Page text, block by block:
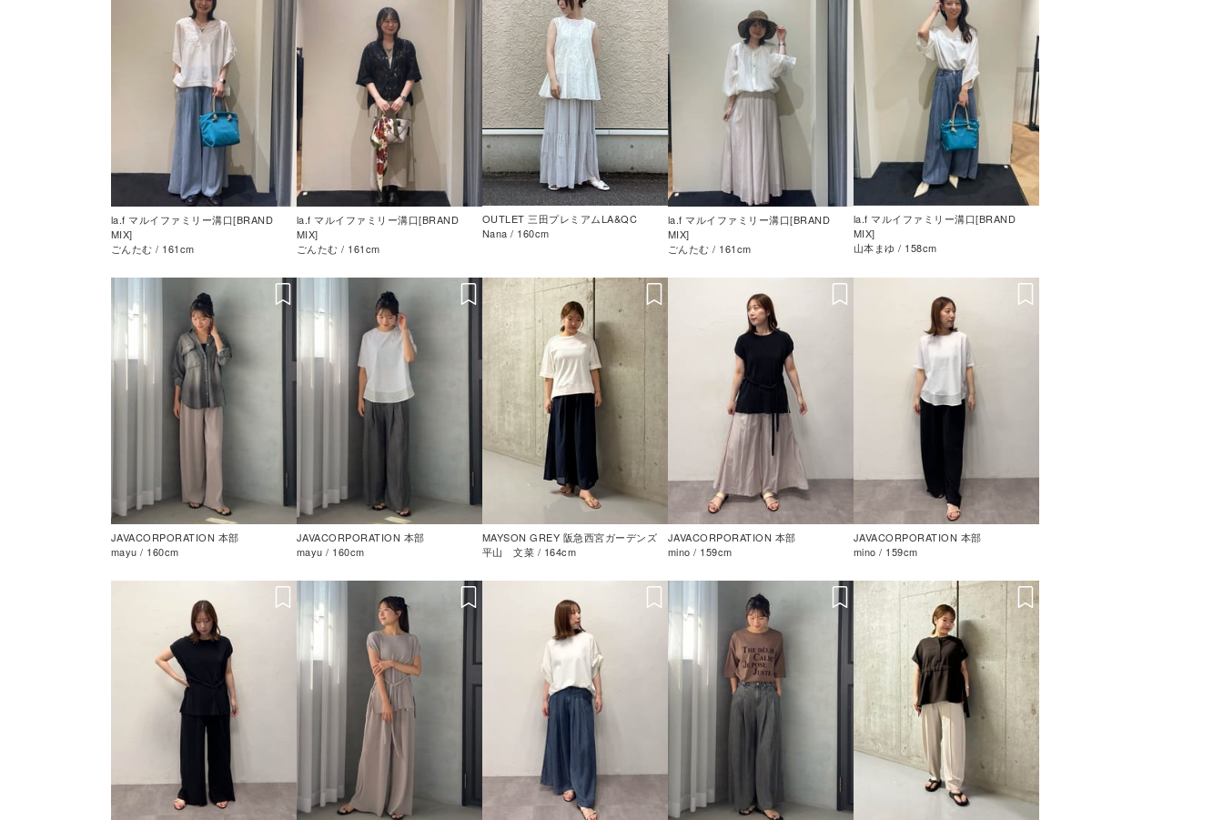
la.f マルイファミリー溝口[BRAND
MIX]
ごんたむ / 161cm
la.f マルイファミリー溝口[BRAND
MIX]
ごんたむ / 161cm
OUTLET 三田プレミアムLA&QC
Nana / 160cm
la.f マルイファミリー溝口[BRAND
MIX]
ごんたむ / 161cm
la.f マルイファミリー溝口[BRAND
MIX]
山本まゆ / 158cm
JAVACORPORATION 本部
mayu / 160cm
JAVACORPORATION 本部
mayu / 160cm
MAYSON GREY 阪急西宮ガーデンズ
平山 文菜 / 164cm
JAVACORPORATION 本部
mino / 159cm
JAVACORPORATION 本部
mino / 159cm